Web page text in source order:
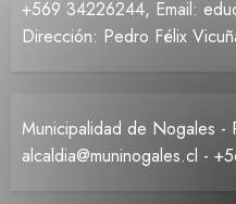
+569 34226244, Email:
Dirección: Pedro Félix
Municipalidad de Nogales -
alcaldia@muninogales.cl -